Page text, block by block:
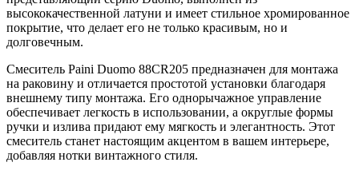
высококачественной латуни и имеет стильное хромированное
покрытие, что делает его не только красивым, но и
долговечным.
Смеситель Paini Duomo 88CR205 предназначен для монтажа
на раковину и отличается простотой установки благодаря
внешнему типу монтажа. Его однорычажное управление
обеспечивает легкость в использовании, а округлые формы
ручки и излива придают ему мягкость и элегантность. Этот
смеситель станет настоящим акцентом в вашем интерьере,
добавляя нотки винтажного стиля.